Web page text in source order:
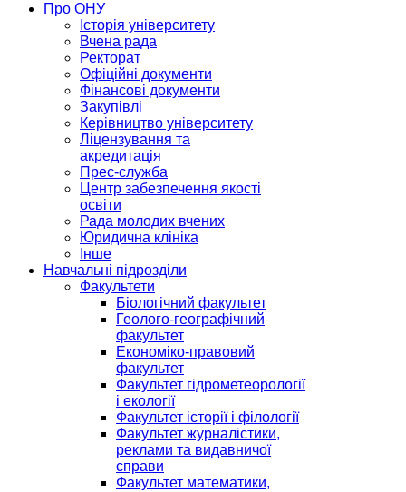
Про ОНУ
Історія університету
Вчена рада
Ректорат
Офіційні документи
Фінансові документи
Закупівлі
Керівництво університету
Ліцензування та
акредитація
Прес-служба
Центр забезпечення якості
освіти
Рада молодих вчених
Юридична клініка
Інше
Навчальні підрозділи
Факультети
Біологічний факультет
Геолого-географічний
факультет
Економіко-правовий
факультет
Факультет гідрометеорології
і екології
Факультет історії і філології
Факультет журналістики,
реклами та видавничої
справи
Факультет математики,